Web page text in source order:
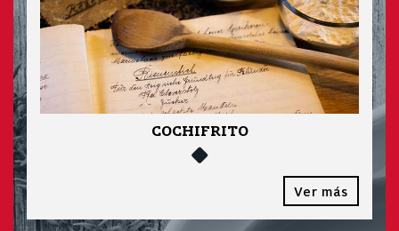
COCHIFRITO
Ver más